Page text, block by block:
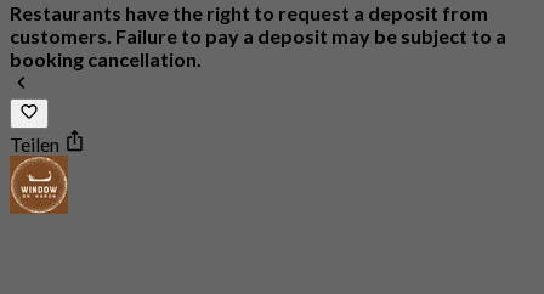
Restaurants have the right to request a deposit from
customers. Failure to pay a deposit may be subject to a
booking cancellation.
Teilen